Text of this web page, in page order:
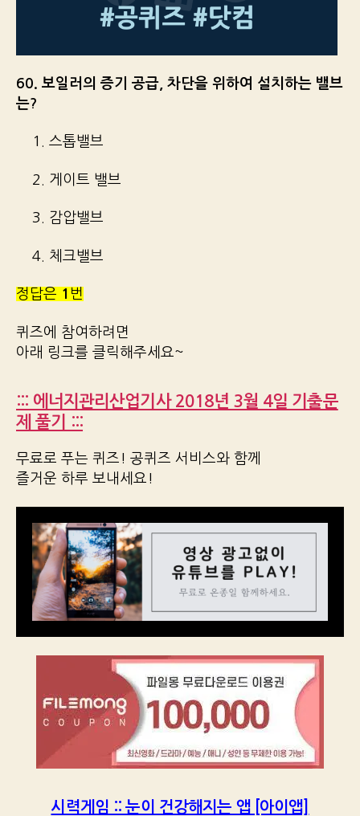
60. 보일러의 증기 공급, 차단을 위하여 설치하는 밸브
는?
1. 스톱밸브
2. 게이트 밸브
3. 감압밸브
4. 체크밸브
정답은 1 번
퀴즈에 참여하려면
아래 링크를 클릭해주세요~
::: 에너지관리산업기사 2018년 3월 4일 기출문
제 풀기 :::
무료로 푸는 퀴즈! 공퀴즈 서비스와 함께
즐거운 하루 보내세요!
시력게임 :: 눈이 건강해지는 앱 [아이앱]